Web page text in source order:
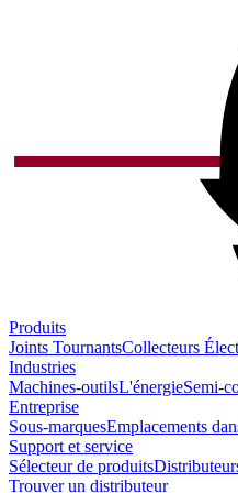
Produits
Joints TournantsCollecteurs
Industries
Machines-outilsL'énergieSemi-
Entreprise
Sous-marquesEmplacements
Support et service
Sélecteur de produits
Trouver un distributeur